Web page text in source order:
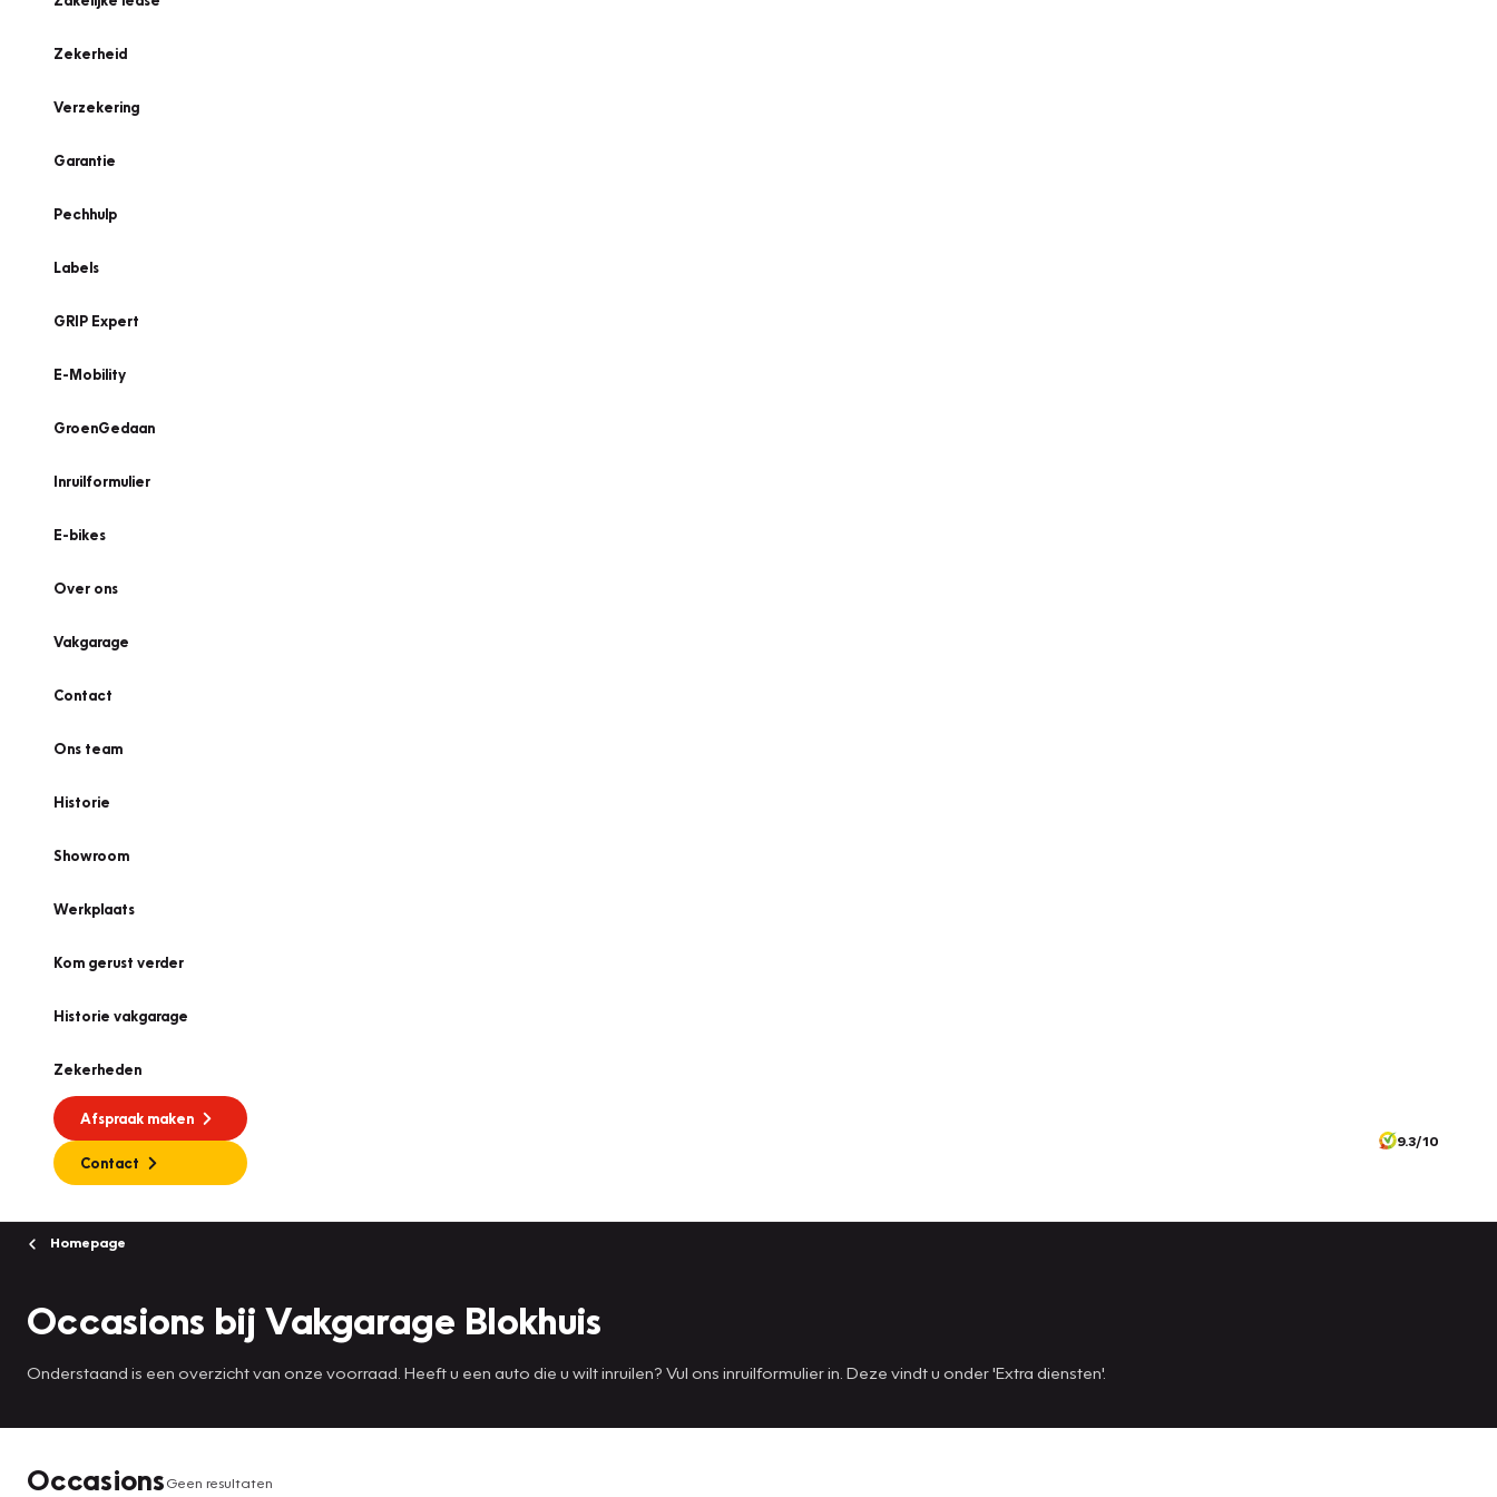
Zekerheid
Verzekering
Garantie
Pechhulp
Labels
GRIP Expert
E-Mobility
GroenGedaan
Inruilformulier
E-bikes
Over ons
Vakgarage
Contact
Ons team
Historie
Showroom
Werkplaats
Kom gerust verder
Historie vakgarage
Zekerheden
Afspraak maken
Contact
9.3/10
Homepage
Occasions bij Vakgarage Blokhuis
Onderstaand is een overzicht van onze voorraad. Heeft u een auto die u wilt inruilen? Vul ons inruilformulier in. Deze vindt u onder 'Extra diensten'.
OccasionsGeen resultaten